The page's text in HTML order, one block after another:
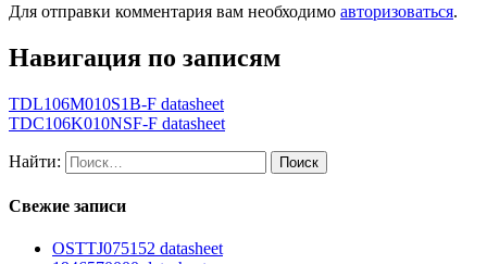
Для отправки комментария вам необходимо авторизоваться.
Навигация по записям
TDL106M010S1B-F datasheet
TDC106K010NSF-F datasheet
Найти:
Свежие записи
OSTTJ075152 datasheet